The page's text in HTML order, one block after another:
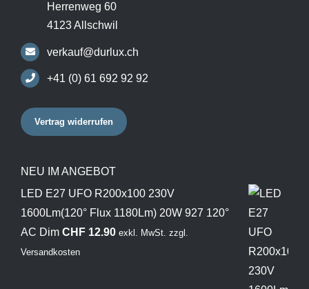
Herrenweg 60
4123 Allschwil
verkauf@durlux.ch
+41 (0) 61 692 92 92
Vertrag widerrufen
NEU IM ANGEBOT
LED E27 UFO R200x100 230V
1600Lm(120° Flux 1180Lm) 20W 927 120°
AC Dim CHF12.90 exkl. MwSt. zzgl.
Versandkosten